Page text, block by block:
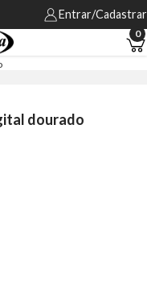
Entrar/Cadastrar
0
dourado